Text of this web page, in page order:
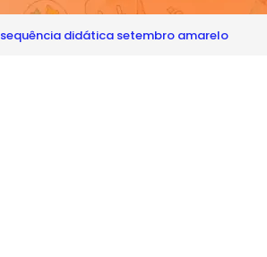
sequência didática setembro amarelo